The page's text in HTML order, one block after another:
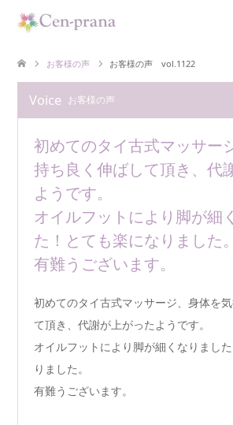
お客様の声 お客様の声 vol.1122
Voice お客様の声
初めてのタイ古式マッサー
持ち良く伸ばして頂き、代
ようです。
オイルフットにより脚が細
た！とても楽になりました。
有難うございます。
初めてのタイ古式マッサージ、身体を
て頂き、代謝が上がったようです。
オイルフットにより脚が細くなりまし
りました。
有難うございます。